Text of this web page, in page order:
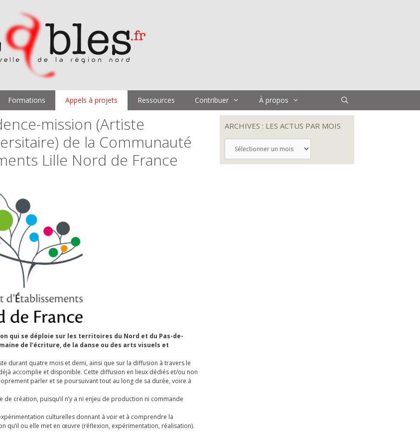
Formations Appels à projets Ressources Contribuer À propos
mission (Artiste
de la Communauté
Lille Nord de France
qui se déploie sur les territoires du Nord et du Pas-de-
de l’écriture, de la danse ou des arts visuels et
durant quatre mois et demi, ainsi que sur la diffusion à travers le
accomplie et disponible. Cette diffusion en lieux dédiés et/ou non
parler et se poursuivant tout au long de sa durée, voire à
création, puisqu’il n’y a ni enjeu de production ni commande
culturelles donnant à voir et à comprendre la
qu’il ou elle met en œuvre (réflexion, expérimentation, réalisation).
ARCHIVES : LES ACTUS PAR MOIS
LES